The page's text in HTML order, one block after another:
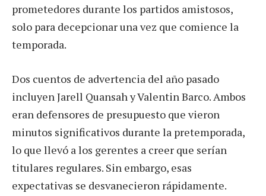
prometedores durante los partidos amistosos,
solo para decepcionar una vez que comience la
temporada.
Dos cuentos de advertencia del año pasado
incluyen Jarell Quansah y Valentin Barco. Ambos
eran defensores de presupuesto que vieron
minutos significativos durante la pretemporada,
lo que llevó a los gerentes a creer que serían
titulares regulares. Sin embargo, esas
expectativas se desvanecieron rápidamente.